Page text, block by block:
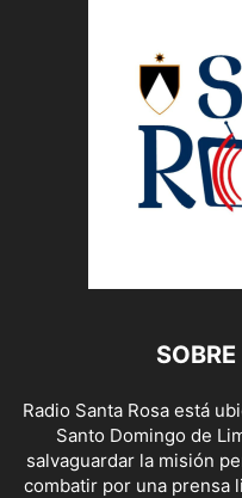
Radio Santa Rosa está
Santo Domingo de
salvaguardar la misión
combatir por una prensa